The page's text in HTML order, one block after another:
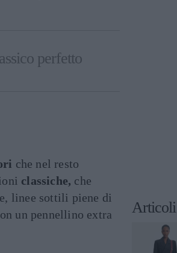
perfetto
che nel resto
classiche, che
linee sottili piene di
un pennellino extra
Articoli